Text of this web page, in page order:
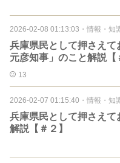
2026-02-08 01:13:03 ・ 情報・知
兵庫県民として押さえて
元彦知事」のこと解説【
13
2026-02-07 01:15:40 ・ 情報・知
兵庫県民として押さえて
解説【＃２】